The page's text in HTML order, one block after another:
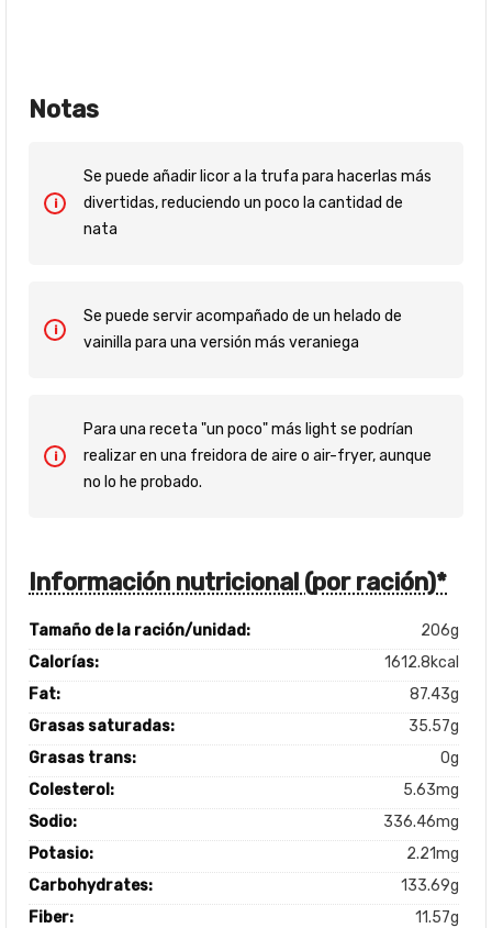
Notas
Se puede añadir licor a la trufa para hacerlas más
divertidas, reduciendo un poco la cantidad de
nata
Se puede servir acompañado de un helado de
vainilla para una versión más veraniega
Para una receta "un poco" más light se podrían
realizar en una freidora de aire o air-fryer, aunque
no lo he probado.
Información nutricional (por ración)*
Tamaño de la ración/unidad:
206g
Calorías:
1612.8kcal
Fat:
87.43g
Grasas saturadas:
35.57g
Grasas trans:
0g
Colesterol:
5.63mg
Sodio:
336.46mg
Potasio:
2.21mg
Carbohydrates:
133.69g
Fiber:
11.57g